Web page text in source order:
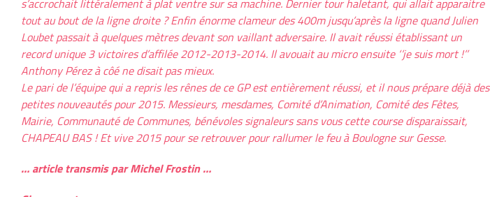
s’accrochait littéralement à plat ventre sur sa machine. Dernier tour haletant, qui allait apparaitre
tout au bout de la ligne droite ? Enfin énorme clameur des 400m jusqu’après la ligne quand Julien
Loubet passait à quelques mètres devant son vaillant adversaire. Il avait réussi établissant un
record unique 3 victoires d’affilée 2012-2013-2014. Il avouait au micro ensuite ‘’je suis mort !’’
Anthony Pérez à côé ne disait pas mieux.
Le pari de l’équipe qui a repris les rênes de ce GP est entièrement réussi, et il nous prépare déjà des
petites nouveautés pour 2015. Messieurs, mesdames, Comité d’Animation, Comité des Fêtes,
Mairie, Communauté de Communes, bénévoles signaleurs sans vous cette course disparaissait,
CHAPEAU BAS ! Et vive 2015 pour se retrouver pour rallumer le feu à Boulogne sur Gesse.
… article transmis par Michel Frostin …